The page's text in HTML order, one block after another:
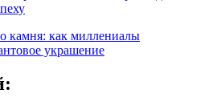
камня: как миллениалы
украшение